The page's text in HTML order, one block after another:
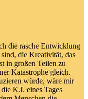
die rasche Entwicklung
die Kreativität, das
in großen Teilen zu
Katastrophe gleich.
würde, wäre mir
K.I. eines Tages